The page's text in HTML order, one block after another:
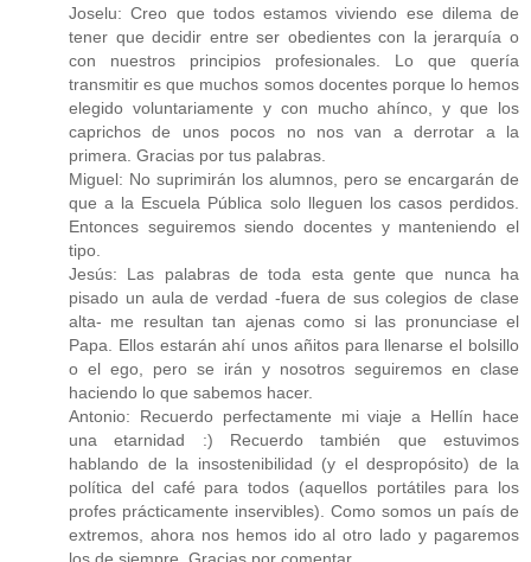
Joselu: Creo que todos estamos viviendo ese dilema de
tener que decidir entre ser obedientes con la jerarquía o
con nuestros principios profesionales. Lo que quería
transmitir es que muchos somos docentes porque lo hemos
elegido voluntariamente y con mucho ahínco, y que los
caprichos de unos pocos no nos van a derrotar a la
primera. Gracias por tus palabras.
Miguel: No suprimirán los alumnos, pero se encargarán de
que a la Escuela Pública solo lleguen los casos perdidos.
Entonces seguiremos siendo docentes y manteniendo el
tipo.
Jesús: Las palabras de toda esta gente que nunca ha
pisado un aula de verdad -fuera de sus colegios de clase
alta- me resultan tan ajenas como si las pronunciase el
Papa. Ellos estarán ahí unos añitos para llenarse el bolsillo
o el ego, pero se irán y nosotros seguiremos en clase
haciendo lo que sabemos hacer.
Antonio: Recuerdo perfectamente mi viaje a Hellín hace
una etarnidad :) Recuerdo también que estuvimos
hablando de la insostenibilidad (y el despropósito) de la
política del café para todos (aquellos portátiles para los
profes prácticamente inservibles). Como somos un país de
extremos, ahora nos hemos ido al otro lado y pagaremos